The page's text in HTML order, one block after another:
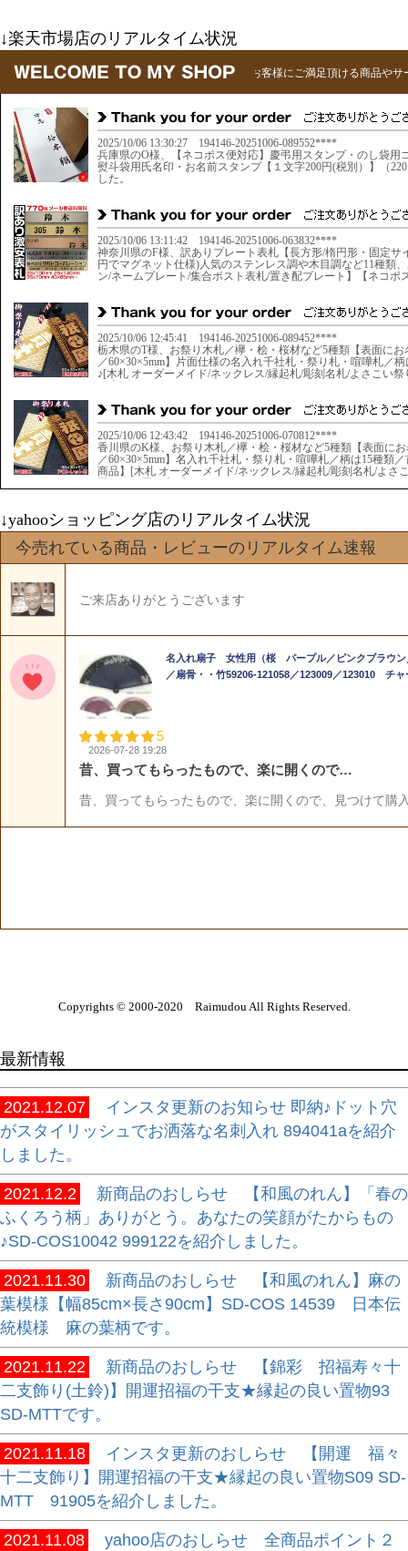
↓楽天市場店のリアルタイム状況
↓yahooショッピング店のリアルタイム状況
Copyrights © 2000-2020 Raimudou All Rights Reserved.
最新情報
2021.12.07
インスタ更新のお知らせ 即納♪ドット穴
がスタイリッシュでお洒落な名刺入れ 894041aを紹介
しました。
2021.12.2
新商品のおしらせ 【和風のれん】「春の
ふくろう柄」ありがとう。あなたの笑顔がたからもの
♪SD-COS10042 999122を紹介しました。
2021.11.30
新商品のおしらせ 【和風のれん】麻の
葉模様【幅85cm×長さ90cm】SD-COS 14539 日本伝
統模様 麻の葉柄です。
2021.11.22
新商品のおしらせ 【錦彩 招福寿々十
二支飾り(土鈴)】開運招福の干支★縁起の良い置物93
SD-MTTです。
2021.11.18
インスタ更新のおしらせ 【開運 福々
十二支飾り】開運招福の干支★縁起の良い置物S09 SD-
MTT 91905を紹介しました。
2021.11.08
yahoo店のおしらせ 全商品ポイント２